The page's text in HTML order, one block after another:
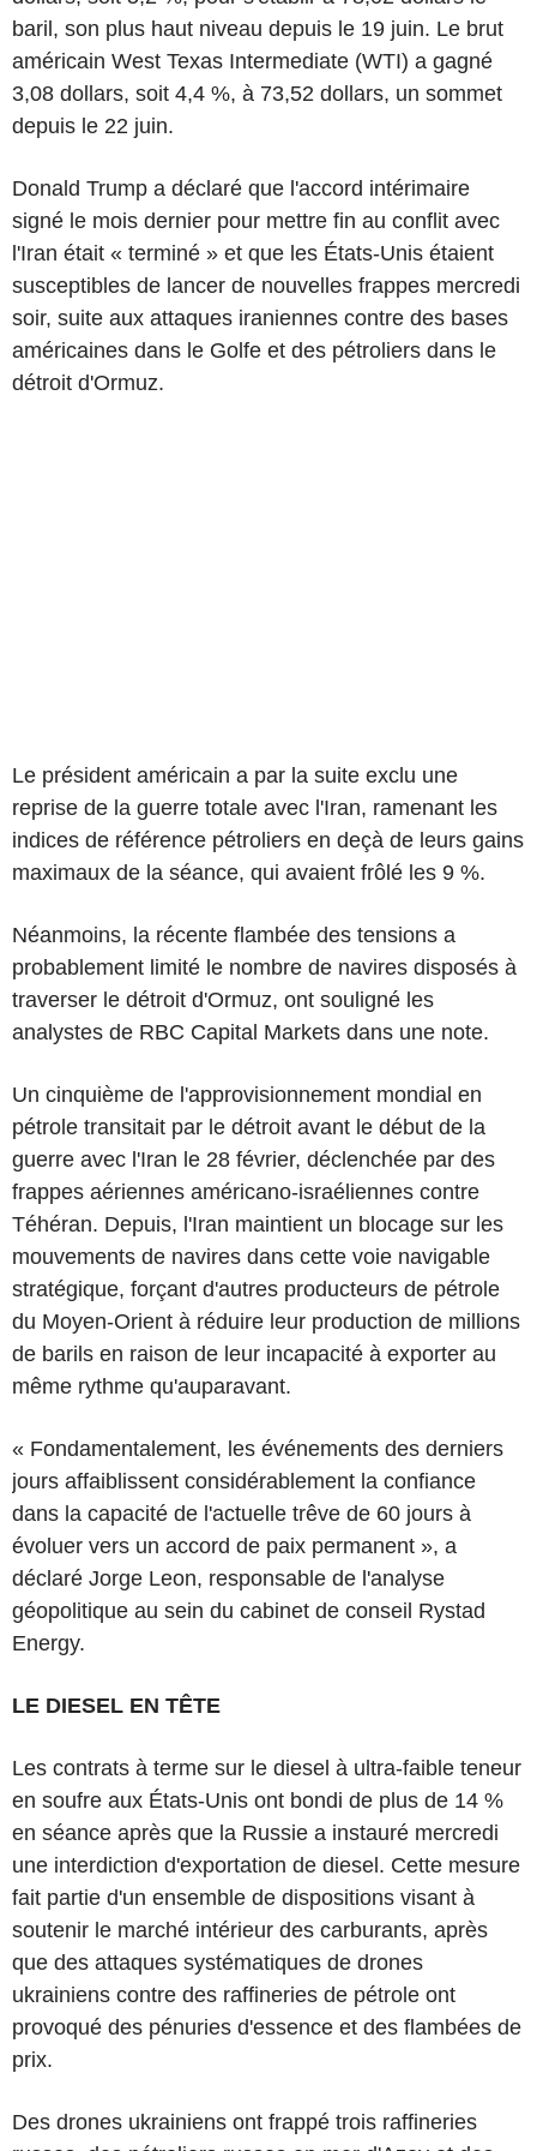
baril, son plus haut niveau depuis le 19 juin. Le brut
américain West Texas Intermediate (WTI) a gagné
3,08 dollars, soit 4,4 %, à 73,52 dollars, un sommet
depuis le 22 juin.
Donald Trump a déclaré que l'accord intérimaire
signé le mois dernier pour mettre fin au conflit avec
l'Iran était « terminé » et que les États-Unis étaient
susceptibles de lancer de nouvelles frappes mercredi
soir, suite aux attaques iraniennes contre des bases
américaines dans le Golfe et des pétroliers dans le
détroit d'Ormuz.
Le président américain a par la suite exclu une
reprise de la guerre totale avec l'Iran, ramenant les
indices de référence pétroliers en deçà de leurs gains
maximaux de la séance, qui avaient frôlé les 9 %.
Néanmoins, la récente flambée des tensions a
probablement limité le nombre de navires disposés à
traverser le détroit d'Ormuz, ont souligné les
analystes de RBC Capital Markets dans une note.
Un cinquième de l'approvisionnement mondial en
pétrole transitait par le détroit avant le début de la
guerre avec l'Iran le 28 février, déclenchée par des
frappes aériennes américano-israéliennes contre
Téhéran. Depuis, l'Iran maintient un blocage sur les
mouvements de navires dans cette voie navigable
stratégique, forçant d'autres producteurs de pétrole
du Moyen-Orient à réduire leur production de millions
de barils en raison de leur incapacité à exporter au
même rythme qu'auparavant.
« Fondamentalement, les événements des derniers
jours affaiblissent considérablement la confiance
dans la capacité de l'actuelle trêve de 60 jours à
évoluer vers un accord de paix permanent », a
déclaré Jorge Leon, responsable de l'analyse
géopolitique au sein du cabinet de conseil Rystad
Energy.
LE DIESEL EN TÊTE
Les contrats à terme sur le diesel à ultra-faible teneur
en soufre aux États-Unis ont bondi de plus de 14 %
en séance après que la Russie a instauré mercredi
une interdiction d'exportation de diesel. Cette mesure
fait partie d'un ensemble de dispositions visant à
soutenir le marché intérieur des carburants, après
que des attaques systématiques de drones
ukrainiens contre des raffineries de pétrole ont
provoqué des pénuries d'essence et des flambées de
prix.
Des drones ukrainiens ont frappé trois raffineries